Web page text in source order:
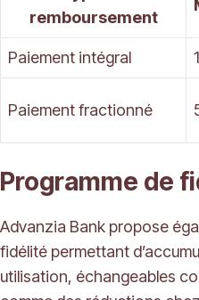
remboursement
Paiement intégral
Paiement fractionné
Programme de
Advanzia Bank propose
fidélité permettant
utilisation, échangeables